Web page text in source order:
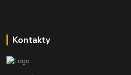
Kontakty